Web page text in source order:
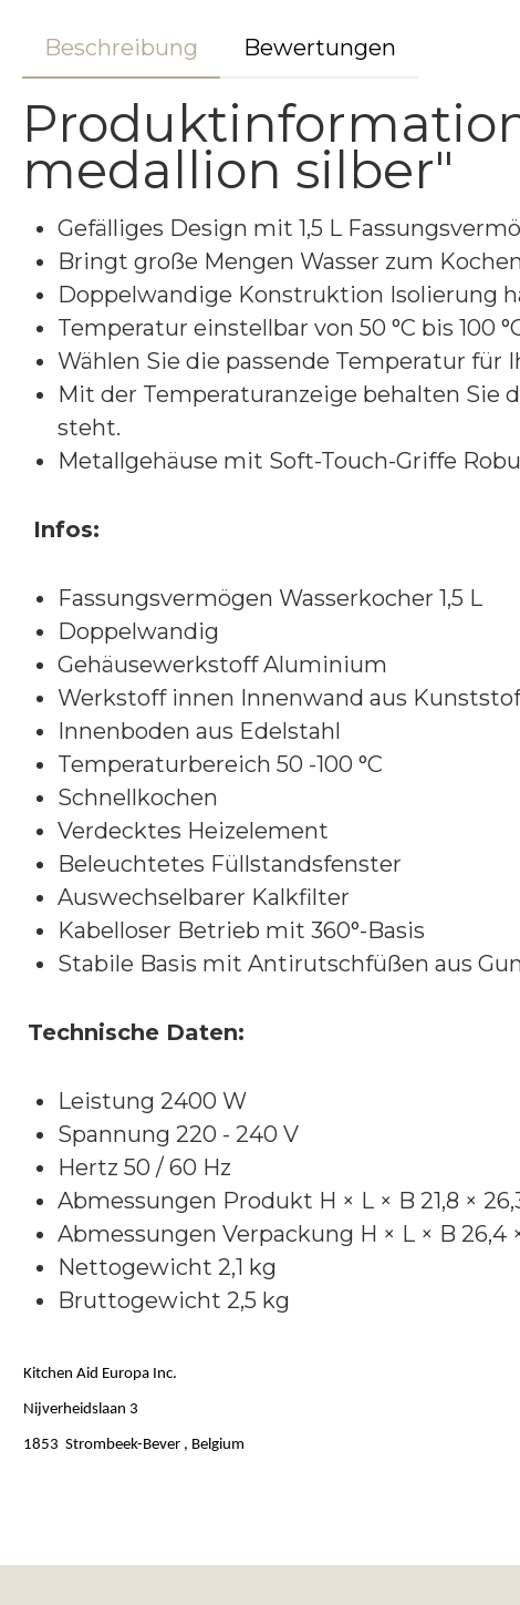
Beschreibung Bewertungen
medallion silber"
Gefälliges Design mit 1,5 L
Bringt große Mengen Wasser zum
Doppelwandige Konstruktion Isolierung
Temperatur einstellbar von 50 °C bis 100
Wählen Sie die passende Temperatur
Mit der Temperaturanzeige behalten Sie
steht.
Metallgehäuse mit Soft-Touch-Griffe
Infos:
Fassungsvermögen Wasserkocher 1,5 L
Doppelwandig
Gehäusewerkstoff Aluminium
Werkstoff innen Innenwand aus
Innenboden aus Edelstahl
Temperaturbereich 50 -100 °C
Schnellkochen
Verdecktes Heizelement
Beleuchtetes Füllstandsfenster
Auswechselbarer Kalkfilter
Kabelloser Betrieb mit 360°-Basis
Stabile Basis mit Antirutschfüßen aus
Technische Daten:
Leistung 2400 W
Spannung 220 - 240 V
Hertz 50 / 60 Hz
Abmessungen Produkt H × L × B 21,8 ×
Abmessungen Verpackung H × L × B 26,4
Nettogewicht 2,1 kg
Bruttogewicht 2,5 kg
Kitchen Aid Europa Inc.
Nijverheidslaan 3
1853 Strombeek-Bever , Belgium